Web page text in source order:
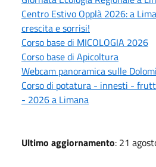
Centro Estivo Opplà 2026: a
crescita e sorrisi!
Corso base di MICOLOGIA 2026
Corso base di Apicoltura
Webcam panoramica sulle
Corso di potatura - innesti -
- 2026 a Limana
Ultimo aggiornamento: 21